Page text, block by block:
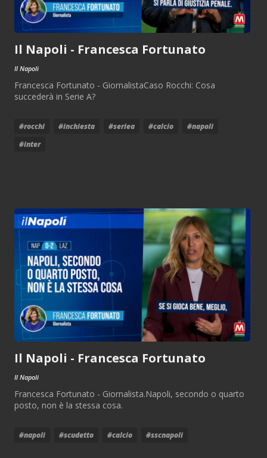
Il Napoli - Francesca Fortunato
Il Napoli
Francesca Fortunato - GiornalistaCaso Rocchi: Cosa
succederà in Serie A?
#rocchi #inchiesta #seriea #calcio
#napoli
#inter
Il Napoli - Francesca Fortunato
Il Napoli
Francesca Fortunato - Giornalista.Napoli, secondo o quarto
posto, non è la stessa cosa.
#napoli #scudetto #calcio #sscnapoli